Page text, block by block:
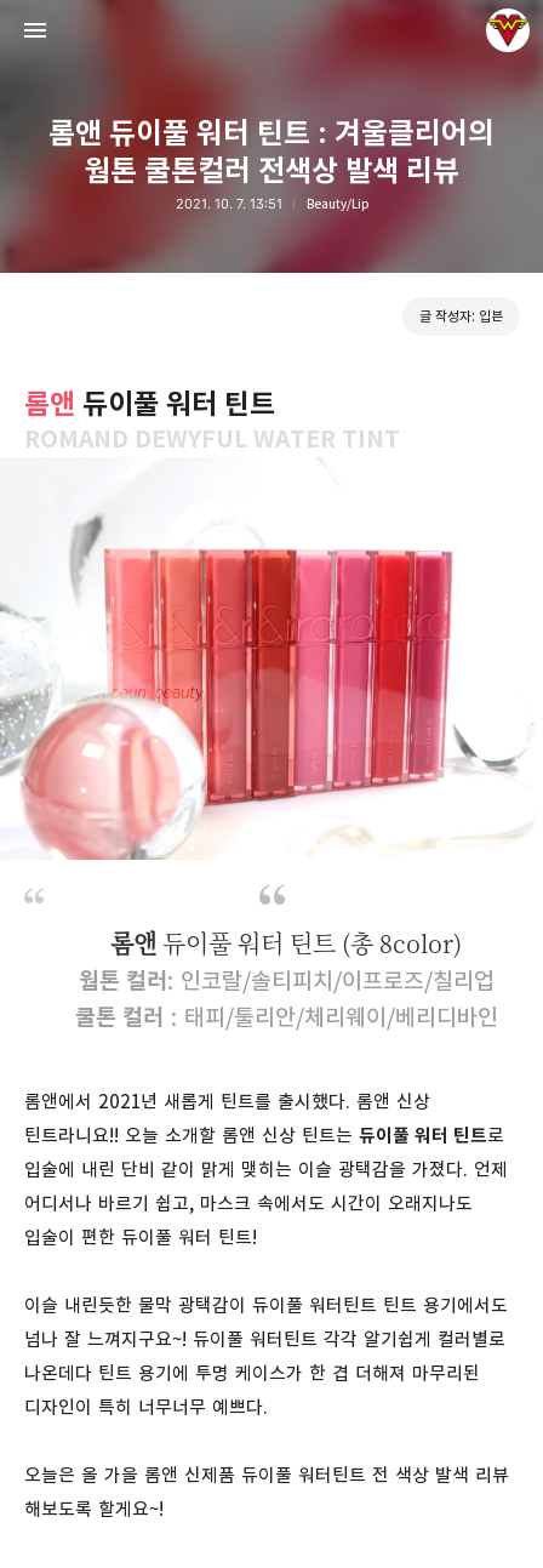
롬앤 듀이풀 워터 틴트 : 겨울클리어의
웜톤 쿨톤컬러 전색상 발색 리뷰
2021. 10. 7. 13:51 Beauty/Lip
글 작성자: 입븐
롬앤 듀이풀 워터 틴트
ROMAND DEWYFUL WATER TINT
롬앤 듀이풀 워터 틴트 (총 8color)
웜톤 컬러 : 인코랄/솔티피치/이프로즈/칠리업
쿨톤 컬러 : 태피/툴리안/체리웨이/베리디바인
롬앤에서 2021년 새롭게 틴트를 출시했다. 롬앤 신상
틴트라니요!! 오늘 소개할 롬앤 신상 틴트는 듀이풀 워터 틴트로
입술에 내린 단비 같이 맑게 맺히는 이슬 광택감을 가졌다. 언제
어디서나 바르기 쉽고, 마스크 속에서도 시간이 오래지나도
입술이 편한 듀이풀 워터 틴트!
이슬 내린듯한 물막 광택감이 듀이풀 워터틴트 틴트 용기에서도
넘나 잘 느껴지구요~! 듀이풀 워터틴트 각각 알기쉽게 컬러별로
나온데다 틴트 용기에 투명 케이스가 한 겹 더해져 마무리된
디자인이 특히 너무너무 예쁘다.
오늘은 올 가을 롬앤 신제품 듀이풀 워터틴트 전 색상 발색 리뷰
해보도록 할게요~!
그녀는 예뻤다